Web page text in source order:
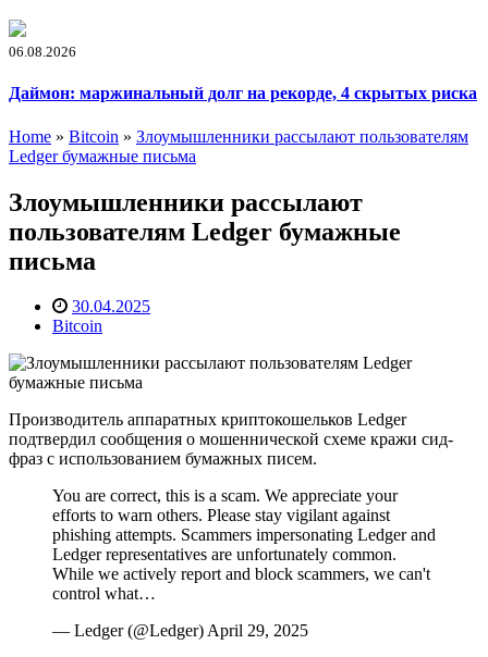
06.08.2026
Даймон: маржинальный долг на рекорде, 4 скрытых риска
Home » Bitcoin » Злоумышленники рассылают пользователям
Ledger бумажные письма
Злоумышленники рассылают
пользователям Ledger бумажные
письма
30.04.2025
Bitcoin
Производитель аппаратных криптокошельков Ledger
подтвердил сообщения о мошеннической схеме кражи сид-
фраз с использованием бумажных писем.
You are correct, this is a scam. We appreciate your
efforts to warn others. Please stay vigilant against
phishing attempts. Scammers impersonating Ledger and
Ledger representatives are unfortunately common.
While we actively report and block scammers, we can't
control what…
— Ledger (@Ledger) April 29, 2025